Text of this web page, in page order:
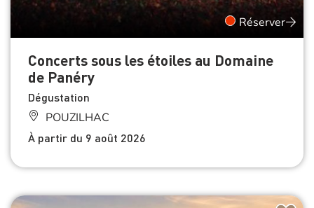
Réserver
Concerts sous les étoiles au Domaine
de Panéry
Dégustation
POUZILHAC
À partir du 9 août 2026